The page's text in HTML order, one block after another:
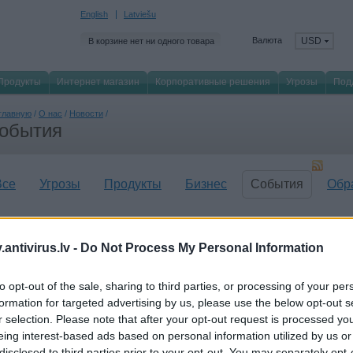
- Do Not Process My Personal Information
opt-out of the sale, sharing to third parties, or processing of your
for targeted advertising by us, please use the below opt-out
selection. Please note that after your opt-out request is processed
interest-based ads based on personal information utilized by us
English Latviešu
В корзине нет ни одного товара Валюта USD
Интернет магазин Корпоративные решения Угрозы
/ О нас / Новости /
Угрозы Продукты Бизнес События
комиссия: "У Комиссии нет никаких доказательств возможных
Lab"
Lab хотела бы проинформировать своих клиентов, партнеров и
официально подтвердила, что "...нет никаких доказательств
Kaspersky Lab".
2019
Lab открывает Центр прозрачности в Мадриде